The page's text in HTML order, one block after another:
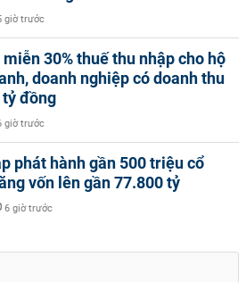
giờ trước
30% thuế thu nhập cho hộ
doanh nghiệp có doanh thu
đồng
giờ trước
phát hành gần 500 triệu cổ
vốn lên gần 77.800 tỷ
6 giờ trước